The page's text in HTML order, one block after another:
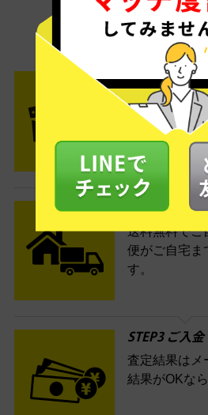
ご利用は簡単3
- FLOW -
STEP1 お申
ネットでお申
たい商品を
す。
STEP2 発送
送料無料でご
便がご自宅ま
す。
STEP3 ご入金
査定結果はメ
結果がOKな